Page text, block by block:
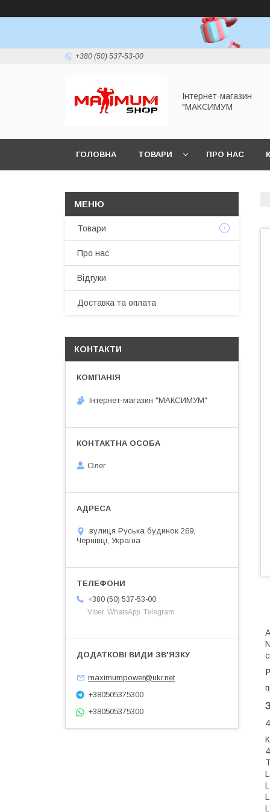
+380 (50) 537-53-00
Інтернет-магазин
"МАКСИМУМ
ГОЛОВНА ТОВАРИ ПРО НАС
Товари
Про нас
Відгуки
Доставка та оплата
КОНТАКТИ
Інтернет-магазин "МАКСИМУМ"
Олег
вулиця Руська будинок 269,
Чернівці, Україна
+380 (50) 537-53-00
Viber. WhatsApp. Telegram
maximumpower@ukr.net
+380505375300
+380505375300